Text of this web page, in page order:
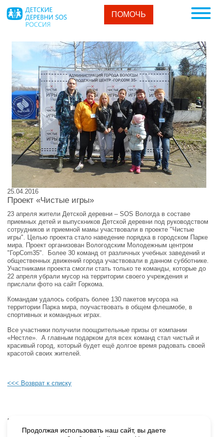
ПОМОЧЬ
25.04.2016
Проект «Чистые игры»
23 апреля жители Детской деревни – SOS Вологда в составе
приемных детей и выпускников Детской деревни под руководством
сотрудников и приемной мамы участвовали в проекте "Чистые
игры". Целью проекта стало наведение порядка в городском Парке
мира. Проект организован Вологодским Молодежным центром
"ГорCom35". Более 30 команд от различных учебных заведений и
общественных движений города участвовали в данном субботнике.
Участниками проекта смогли стать только те команды, которые до
22 апреля убрали мусор на территории своего учреждения и
прислали фото на сайт Горкома.
Командам удалось собрать более 130 пакетов мусора на
территории Парка мира, поучаствовать в общем флешмобе, в
спортивных и командных играх.
Все участники получили поощрительные призы от компании
«Нестле». А главным подарком для всех команд стал чистый и
красивый город, который будет ещё долгое время радовать своей
красотой своих жителей.
<<< Возврат к списку
Будьте в курсе наших событий, подпишитесь на новости и акции
Продолжая использовать наш сайт, вы даете